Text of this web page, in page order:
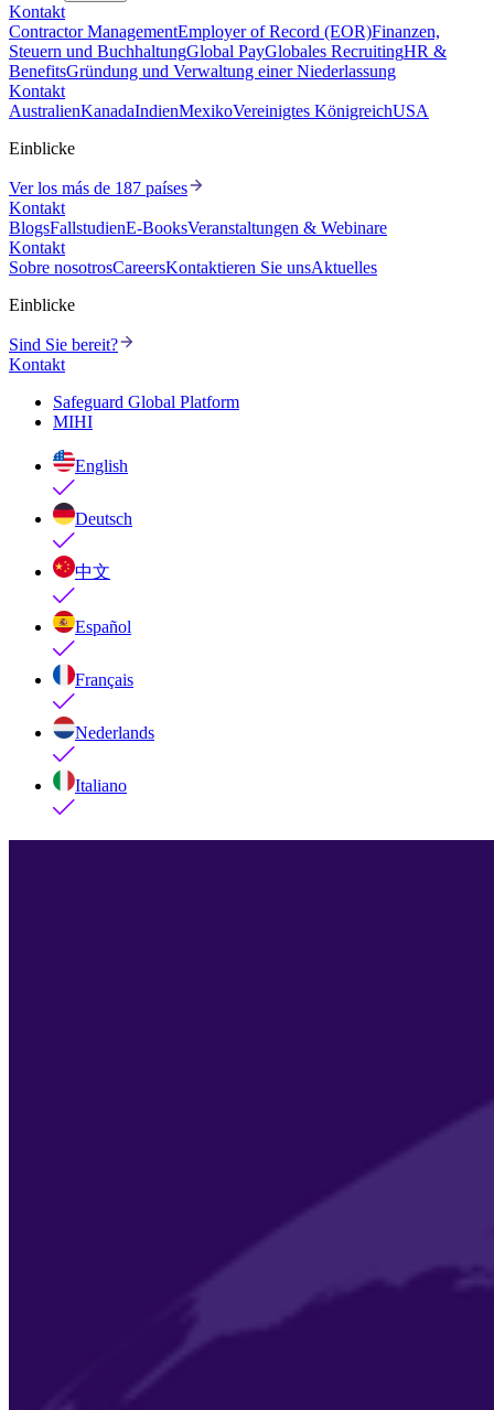
Kontakt
Contractor ManagementEmployer of Record (EOR)Finanzen,
Steuern und BuchhaltungGlobal PayGlobales RecruitingHR &
BenefitsGründung und Verwaltung einer Niederlassung
Kontakt
AustralienKanadaIndienMexikoVereinigtes KönigreichUSA
Einblicke
Ver los más de 187 países
Kontakt
BlogsFallstudienE-BooksVeranstaltungen & Webinare
Kontakt
Sobre nosotrosCareersKontaktieren Sie unsAktuelles
Einblicke
Sind Sie bereit?
Kontakt
Safeguard Global Platform
MIHI
English
Deutsch
中文
Español
Français
Nederlands
Italiano